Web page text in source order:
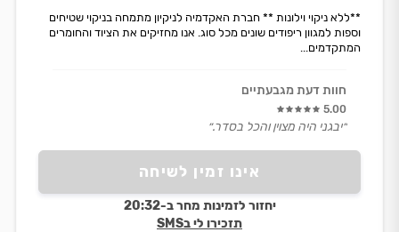
אינו זמין לשיחה
יחזור לזמינות מחר ב-20:32
תזכירו לי בSMS
**ללא ניקוי וילונות ** חברת האקדמיה לניקיון מתמחה בניקוי שטיחים
וספות למגוון ריפודים שונים מכל סוג. אנו מחזיקים את הציוד והחומרים
המתקדמים...
חוות דעת מגבעתיים
5.00
״יבגני היה מצוין והכל בסדר.״